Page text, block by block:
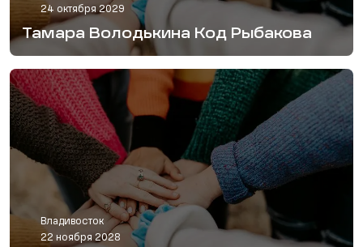
24 октября 2029
Тамара Володькина Код Рыбакова
Владивосток
22 ноября 2028